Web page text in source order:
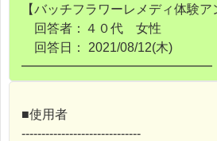
【バッチフラワーレメディ体験ア
回答者：４０代 女性
回答日： 2021/08/12(木)
━━━━━━━━━━━━━━━
■使用者
------------------------------